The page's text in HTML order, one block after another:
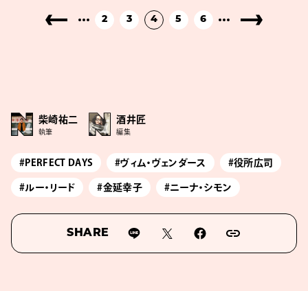
2 3 4 5 6
柴崎祐二
執筆
酒井匠
編集
#PERFECT DAYS #ヴィム・ヴェンダース #役所広司
#ルー・リード #金延幸子 #ニーナ・シモン
SHARE